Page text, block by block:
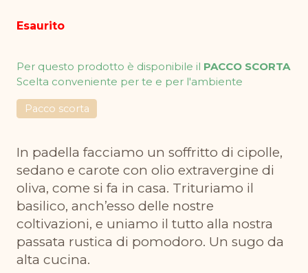
Esaurito
Per questo prodotto è disponibile il PACCO SCORTA
Scelta conveniente per te e per l'ambiente
Pacco scorta
In padella facciamo un soffritto di cipolle,
sedano e carote con olio extravergine di
oliva, come si fa in casa. Trituriamo il
basilico, anch’esso delle nostre
coltivazioni, e uniamo il tutto alla nostra
passata rustica di pomodoro. Un sugo da
alta cucina.